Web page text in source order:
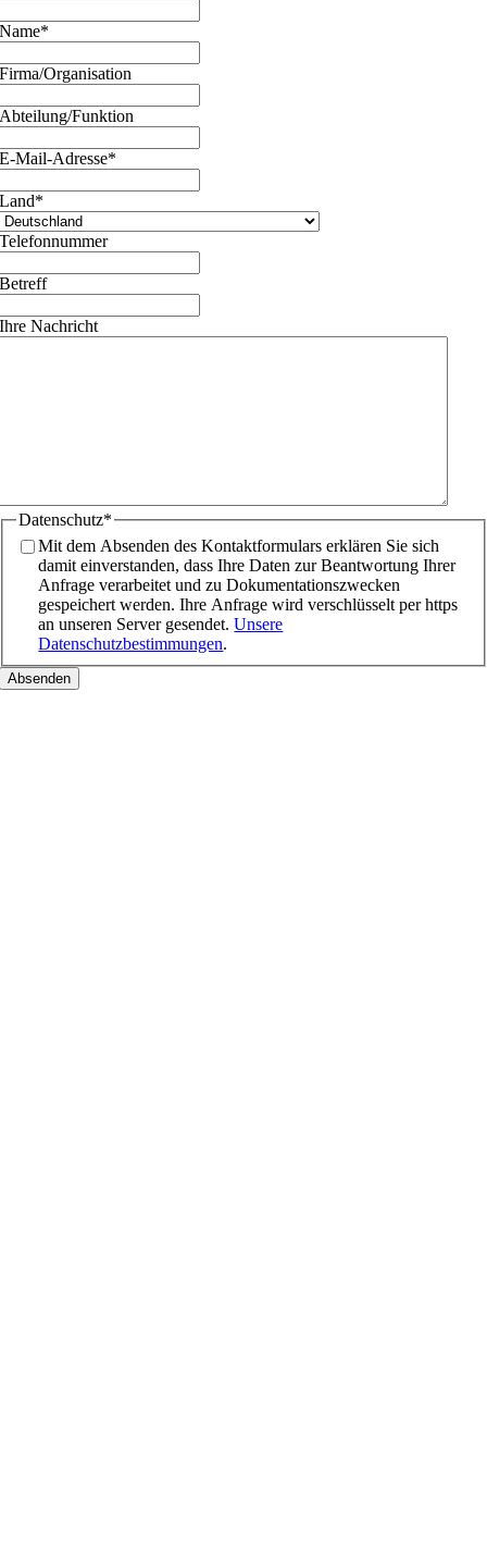
Name*
Firma/Organisation
Abteilung/Funktion
E-Mail-Adresse*
Land*
Telefonnummer
Betreff
Ihre Nachricht
Datenschutz*
Mit dem Absenden des Kontaktformulars erklären Sie sich
damit einverstanden, dass Ihre Daten zur Beantwortung Ihrer
Anfrage verarbeitet und zu Dokumentationszwecken
gespeichert werden. Ihre Anfrage wird verschlüsselt per https
an unseren Server gesendet.Unsere
Datenschutzbestimmungen.